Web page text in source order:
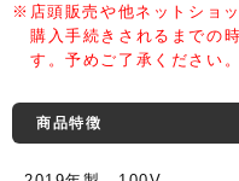
※店頭販売や他ネットショ
購入手続きされるまでの
す。予めご了承ください。
商品特徴